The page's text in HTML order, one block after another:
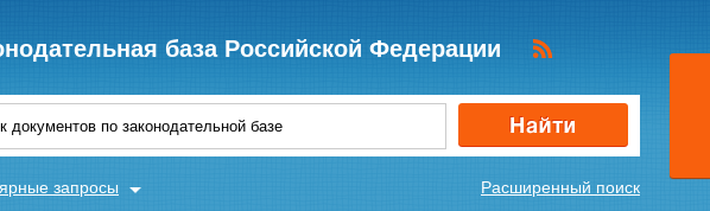
база Российской Федерации
Расширенный поиск
запросы